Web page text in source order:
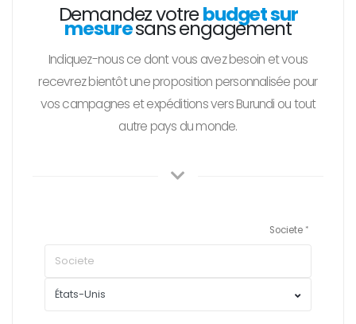
Demandez votrebudget sur
mesuresans engagement
Indiquez-nous ce dont vous avez besoin et vous
recevrez bientôt une proposition personnalisée pour
vos campagnes et expéditions vers Burundi ou tout
autre pays du monde.
Societe